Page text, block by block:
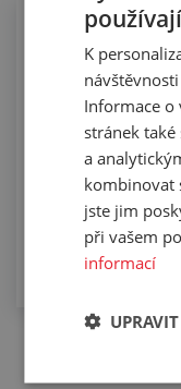
Osazování
koncovkami
K
Informace o
stránek
a
kombinovat
jste jim
při vašem
informací
UPRAVIT